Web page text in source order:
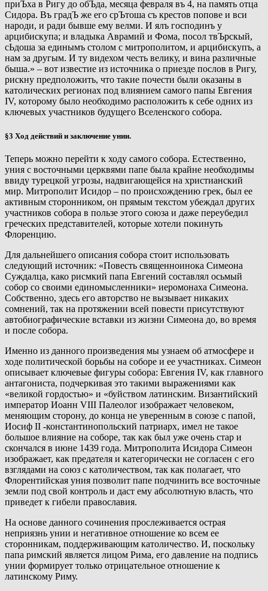
приЪха в Ригу до обЪда, месяца февраля въ 4, на память отца
Сидора. Въ градЪ же его срЪтоша съ крестов попове и вси
народи, и ради бывше ему велми. И ялъ господинъ у
арцибискупа; и владыка Аврамий и Фома, посол твЪрскый,
сЬдоша за единымъ столом с митрополитом, и арцибискупъ, а
нам за другым. И ту видехом честь велику, и вина различные
быша.» – вот известие из источника о приезде послов в Ригу,
рискну предположить, что такие почести были оказаны в
католических регионах под влиянием самого папы Евгения
IV, которому было необходимо расположить к себе одних из
ключевых участников будущего Вселенского собора.
§3 Ход действий и заключение унии.
Теперь можно перейти к ходу самого собора. Естественно,
уния с восточными церквями папе была крайне необходимы
ввиду турецкой угрозы, надвигающейся на христианский
мир. Митрополит Исидор – по происхождению грек, был ее
активным сторонником, он прямым текстом убеждал других
участников собора в пользе этого союза и даже переубедил
греческих представителей, которые хотели покинуть
Флоренцию.
Для дальнейшего описания собора стоит использовать
следующий источник: «Повесть священноинока Симеона
Суждалца, како рисмкий папа Евгений составлял осьмый
собор со своими единомысленники» иеромонаха Симеона.
Собственно, здесь его авторство не вызывает никаких
сомнений, так на протяжении всей повести присутствуют
автобиографические вставки из жизни Симеона до, во время
и после собора.
Именно из данного произведения мы узнаем об атмосфере и
ходе политической борьбы на соборе и ее участниках. Симеон
описывает ключевые фигуры собора: Евгения IV, как главного
антагониста, подчеркивая это такими выражениями как
«великой гордостью» и «буйством латинским. Византийский
император Иоанн VIII Палеолог изображает человеком,
меняющим сторону, до конца не уверенным в союзе с папой,
Иосиф II -константинопольский патриарх, имел не такое
большое влияние на соборе, так как был уже очень стар и
скончался в июне 1439 года. Митрополита Исидора Симеон
изображает, как предателя и категорически не согласен с его
взглядами на союз с католичеством, так как полагает, что
Флорентийская уния позволит папе подчинить все восточные
земли под свой контроль и даст ему абсолютную власть, что
приведет к гибели православия.
На основе данного сочинения прослеживается острая
неприязнь унии и негативное отношение ко всем ее
сторонникам, поддерживающим католичество. И, поскольку
папа римский является лицом Рима, его давление на подпись
унии формирует только отрицательное отношение к
латинскому Риму.